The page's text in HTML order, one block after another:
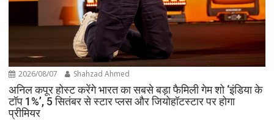
2026/08/07 Shahzad Ahmed
अनिल कपूर होस्ट करेंगे भारत का सबसे बड़ा फैमिली गेम शो ‘इंडिया के
टॉप 1%’, 5 सितंबर से स्टार प्लस और जियोहॉटस्टार पर होगा
प्रीमियर